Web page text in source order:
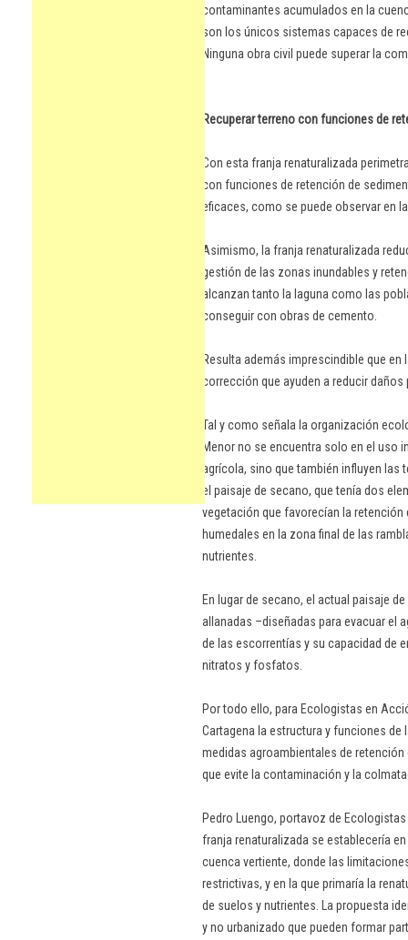
contaminantes acumulados en la
son los únicos sistemas capaces de
Ninguna obra civil puede superar la
Recuperar terreno con funciones de
Con esta franja renaturalizada
con funciones de retención de
eficaces, como se puede observar en
Asimismo, la franja renaturalizada
gestión de las zonas inundables y
alcanzan tanto la laguna como las
conseguir con obras de cemento.
Resulta además imprescindible que
corrección que ayuden a reducir
Tal y como señala la organización
Menor no se encuentra solo en el uso
agrícola, sino que también influyen
el paisaje de secano, que tenía dos
vegetación que favorecían la retención
humedales en la zona final de las
nutrientes.
En lugar de secano, el actual paisaje
allanadas –diseñadas para evacuar el
de las escorrentías y su capacidad de
nitratos y fosfatos.
Por todo ello, para Ecologistas en
Cartagena la estructura y funciones de
medidas agroambientales de
que evite la contaminación y la
Pedro Luengo, portavoz de
franja renaturalizada se establecería
cuenca vertiente, donde las
restrictivas, y en la que primaría la
de suelos y nutrientes. La propuesta
y no urbanizado que pueden formar